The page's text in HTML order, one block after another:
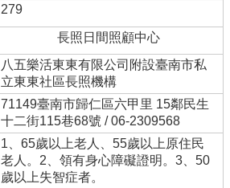
279
長照日間照顧中心
八五樂活東東有限公司附設臺南市私
立東東社區長照機構
71149臺南市歸仁區六甲里 15鄰民生
十二街115巷68號 / 06-2309568
1、65歲以上老人、55歲以上原住民
老人。2、領有身心障礙證明。3、50
歲以上失智症者。